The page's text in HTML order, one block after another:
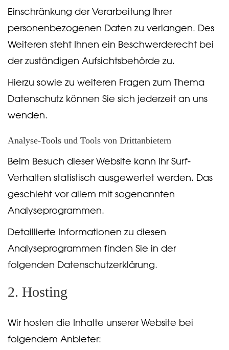
Einschränkung der Verarbeitung Ihrer
personenbezogenen Daten zu verlangen. Des
Weiteren steht Ihnen ein Beschwerderecht bei
der zuständigen Aufsichtsbehörde zu.
Hierzu sowie zu weiteren Fragen zum Thema
Datenschutz können Sie sich jederzeit an uns
wenden.
Analyse-Tools und Tools von Dritt­anbietern
Beim Besuch dieser Website kann Ihr Surf-
Verhalten statistisch ausgewertet werden. Das
geschieht vor allem mit sogenannten
Analyseprogrammen.
Detaillierte Informationen zu diesen
Analyseprogrammen finden Sie in der
folgenden Datenschutzerklärung.
2. Hosting
Wir hosten die Inhalte unserer Website bei
folgendem Anbieter: